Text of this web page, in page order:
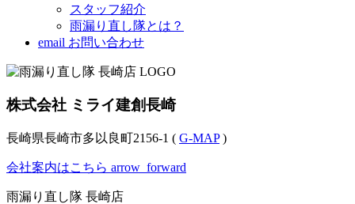
スタッフ紹介
雨漏り直し隊とは？
email お問い合わせ
株式会社 ミライ建創長崎
長崎県長崎市多以良町2156-1 ( G-MAP)
会社案内はこちら arrow_forward
雨漏り直し隊 長崎店